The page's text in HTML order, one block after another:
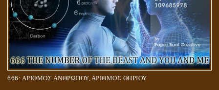
666: ΑΡΙΘΜΟΣ ΑΝΘΡΩΠΟΥ, ΑΡΙΘΜΟΣ ΘΗΡΙΟΥ